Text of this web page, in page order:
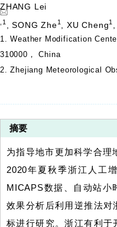
ZHANG Lei
1 ,SONG Zhe1 ,XU Cheng1
1. Weather Modification
310000， China
2. Zhejiang Meteorological
摘要
为指导地市更加科学合
2020年夏秋季浙江人工
MICAPS数据、自动站小
效果分析后利用逆推法对
标进行研究。浙江有利于